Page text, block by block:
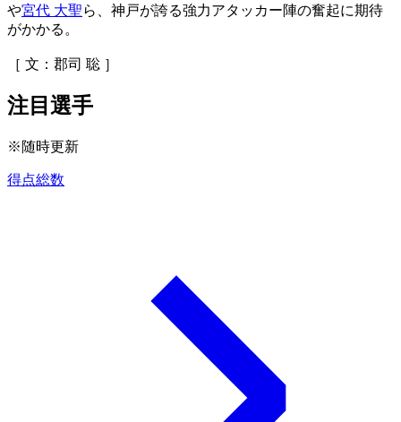
や宮代 大聖ら、神戸が誇る強力アタッカー陣の奮起に期待
がかかる。
［ 文：郡司 聡 ］
注目選手
※随時更新
得点総数